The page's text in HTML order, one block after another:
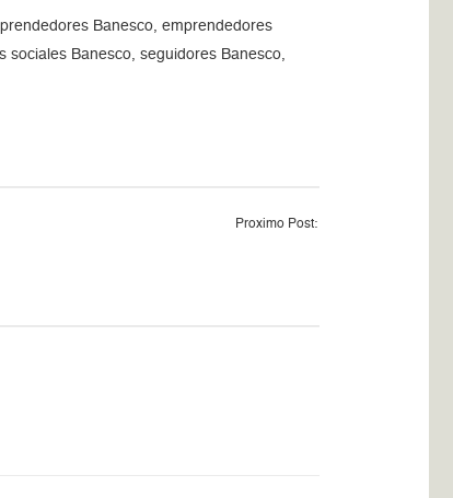
Banesco, emprendedores
sociales Banesco, seguidores Banesco,
Proximo Post: